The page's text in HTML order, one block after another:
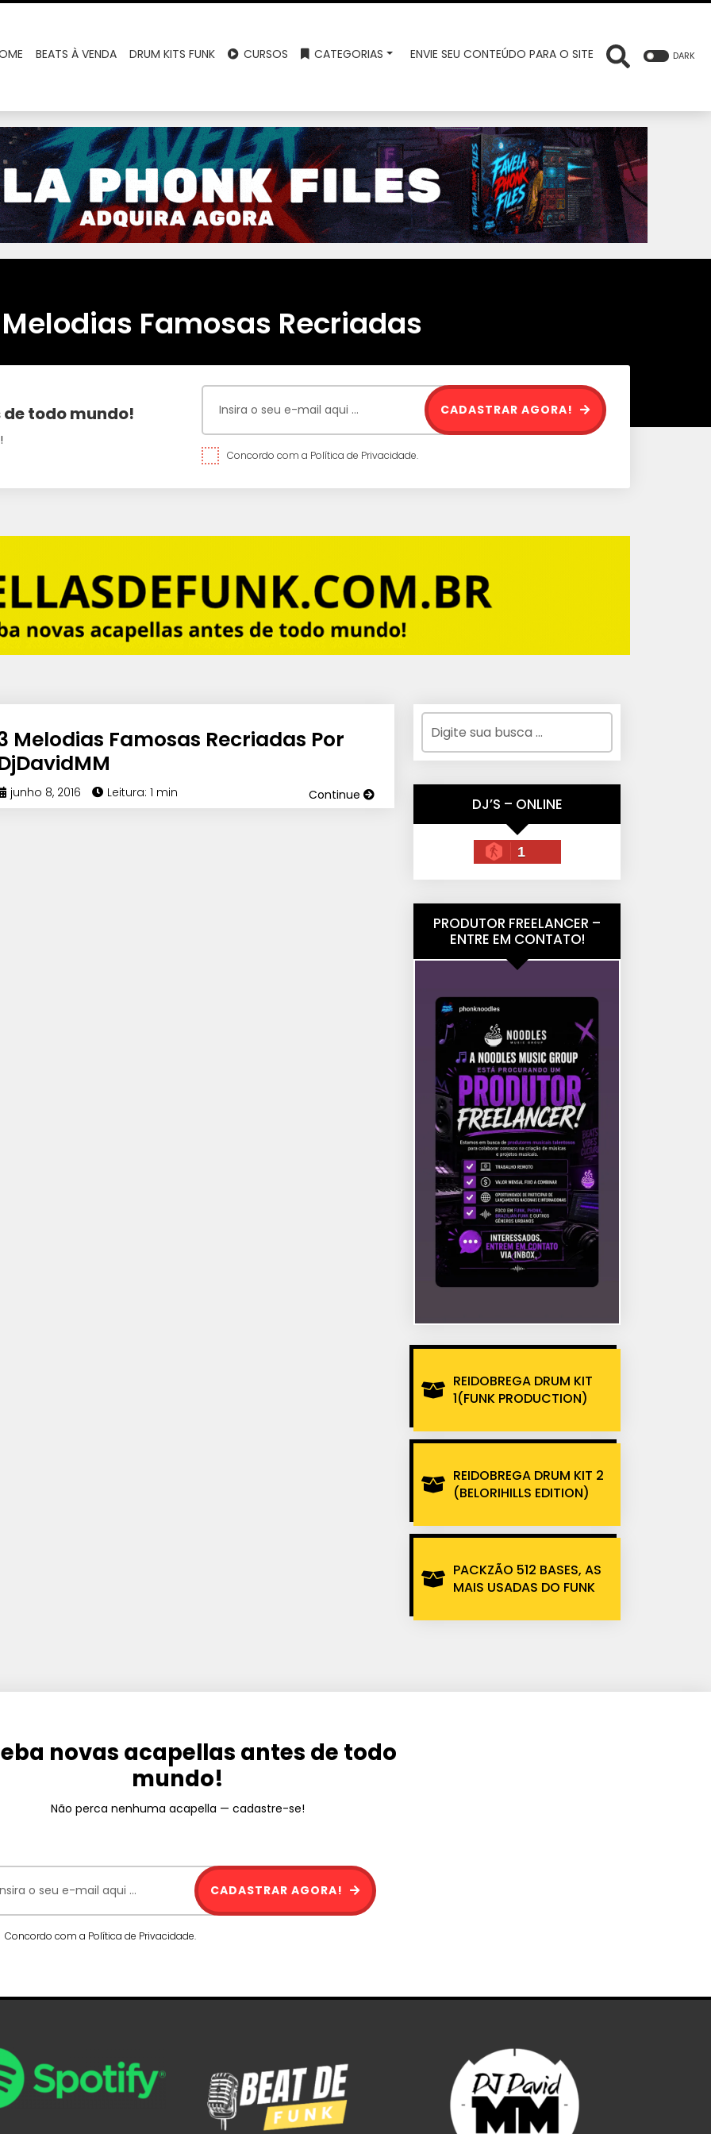
BEATS À VENDA DRUM KITS FUNK CURSOS CATEGORIAS ENVIE SEU CONTEÚDO PARA O SITE DARK
Famosas Recriadas
todo mundo!
Concordo com a Política de Privacidade.
CADASTRAR AGORA!
Melodias Famosas Recriadas Por
junho 8, 2016 Leitura: 1 min Continue DJ’S – ONLINE
1
PRODUTOR FREELANCER –
ENTRE EM CONTATO!
REIDOBREGA DRUM KIT
1(FUNK PRODUCTION)
REIDOBREGA DRUM KIT 2
(BELORIHILLS EDITION)
PACKZÃO 512 BASES, AS
MAIS USADAS DO FUNK
novas acapellas antes de todo
mundo!
Não perca nenhuma acapella — cadastre-se!
Concordo com a Política de Privacidade.
CADASTRAR AGORA!